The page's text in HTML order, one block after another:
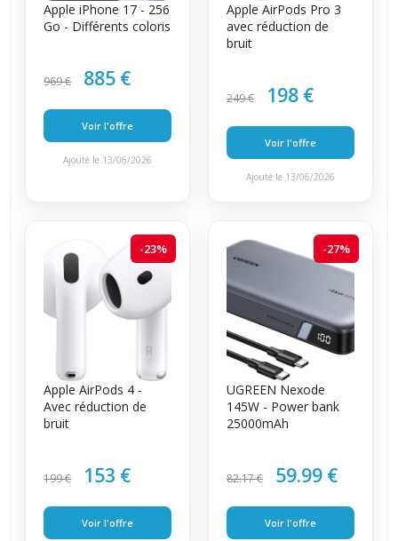
Apple iPhone 17 - 256
Go - Différents coloris
969 € 885 €
Voir l'offre
Ajouté le 13/06/2026
Apple AirPods Pro 3
avec réduction de
bruit
249 € 198 €
Voir l'offre
Ajouté le 13/06/2026
-23%
Apple AirPods 4 -
Avec réduction de
bruit
199 € 153 €
Voir l'offre
-27%
UGREEN Nexode
145W - Power bank
25000mAh
82.17 € 59.99 €
Voir l'offre